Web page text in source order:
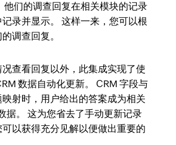
他们的调查回复在相关模块的记录
录并显示。 这样一来，您可以根
调查回复。
查看回复以外，此集成实现了使
数据自动化更新。 CRM 字段与
射时，用户给出的答案成为相关
据。 这为您省去了手动更新记录
以获得充分见解以便做出重要的